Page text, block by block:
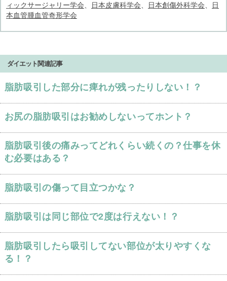
ィックサージャリー学会
日本皮膚科学会 日本創傷外科学会
日
本血管腫血管奇形学会
ダイエット関連記事
脂肪吸引した部分に痺れが残ったりしない！？
お尻の脂肪吸引はお勧めしないってホント？
脂肪吸引後の痛みってどれくらい続くの？仕事を休
む必要はある？
脂肪吸引の傷って目立つかな？
脂肪吸引は同じ部位で2度は行えない！？
脂肪吸引したら吸引してない部位が太りやすくな
る！？